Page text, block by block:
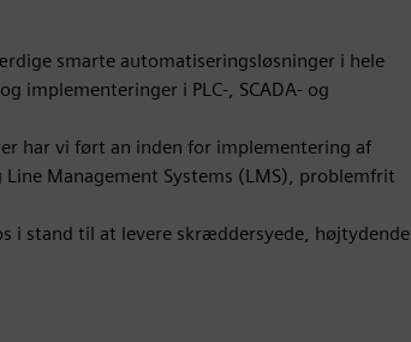
smarte automatiseringsløsninger i hele
implementeringer i PLC-, SCADA- og
har vi ført an inden for implementering af
Management Systems (LMS), problemfrit
i stand til at levere skræddersyede, højtydende